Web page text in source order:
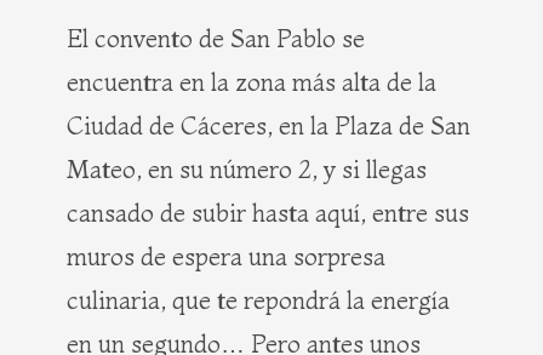
El convento de San Pablo se
encuentra en la zona más alta de la
Ciudad de Cáceres, en la Plaza de San
Mateo, en su número 2, y si llegas
cansado de subir hasta aquí, entre sus
muros de espera una sorpresa
culinaria, que te repondrá la energía
en un segundo… Pero antes unos